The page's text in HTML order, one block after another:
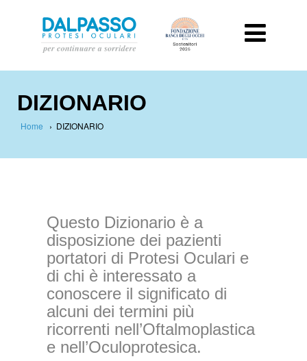
DIZIONARIO
Home › DIZIONARIO
Questo Dizionario è a
disposizione dei pazienti
portatori di Protesi Oculari e
di chi è interessato a
conoscere il significato di
alcuni dei termini più
ricorrenti nell’Oftalmoplastica
e nell’Oculoprotesica.